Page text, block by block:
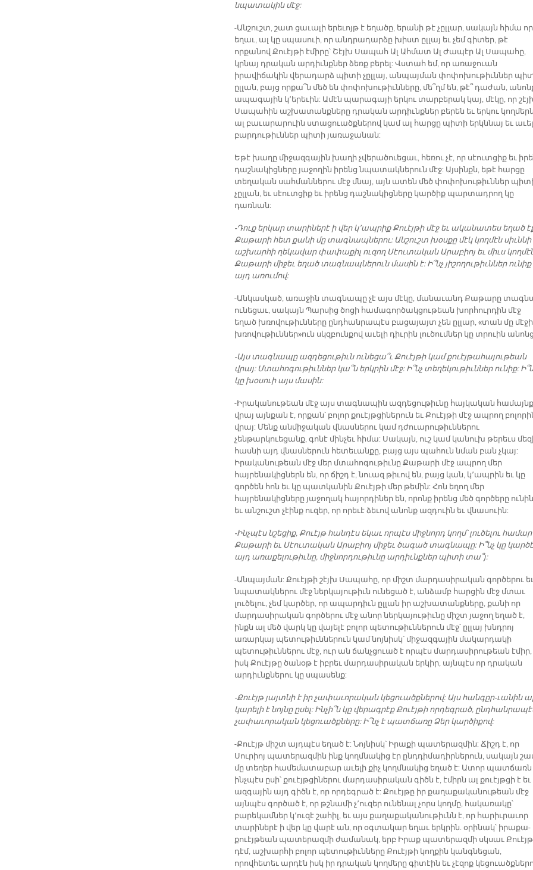
նպատակին մէջ:
-Անշուշտ, շատ ցաւալի երեւոյթ է եղածը, երանի թէ չըլլար, սակայն հիմա որ
եղաւ, ալ կը սպասուի, որ անդրադարձը խիստ ըլլայ եւ չեմ գիտեր, թէ
որքանով Քուէյթի էմիրը՝ Շէյխ Սապահ Ալ Ահմատ Ալ Ժապէր Ալ Սապահը,
կրնայ դրական արդիւնքներ ձեռք բերել: Վստահ եմ, որ առաջուան
իրավիճակին վերադարձ պիտի չըլլայ, անպայման փոփոխութիւններ
ըլլան, բայց որքա՞ն մեծ են փոփոխութիւնները, մե՞ղմ են, թէ՞ դաժան,
ապագային կ՚երեւին: Ամէն պարագայի երկու տարբերակ կայ, մէկը, որ
Սապահին աշխատանքները դրական արդիւնքներ բերեն եւ երկու կողմերն
ալ բաւարարուին ստացուածքներով կամ ալ հարցը պիտի երկննայ եւ
բարդութիւններ պիտի յառաջանան:
Եթէ խաղը միջազգային խաղի չվերածուեցաւ, հեռու չէ, որ սէուտցիք եւ
դաշնակիցները յաջողին իրենց նպատակներուն մէջ: Այսինքն, եթէ հարցը
տեղական սահմաններու մէջ մնայ, այն ատեն մեծ փոփոխութիւններ
չըլլան, եւ սէուտցիք եւ իրենց դաշնակիցները կարծիք պարտադրող կը
դառնան:
-Դուք երկար տարիներէ ի վեր կ՚ապրիք Քուէյթի մէջ եւ ականատես եղած
Քաթարի հետ քանի մը տագնապներու: Անշուշտ խօսքը մէկ կողմէն սիւննի
աշխարհի ղեկավար փափաքիլ ուզող Սէուտական Արաբիոյ եւ միւս
Քաթարի միջեւ եղած տագնապներուն մասին է: Ի՞նչ յիշողութիւններ ունիք
այդ առումով:
-Անկասկած, առաջին տագնապը չէ այս մէկը, մանաւանդ Քաթարը
ունեցաւ, սակայն Պարսից ծոցի համագործակցութեան խորհուրդին մէջ
եղած խռովութիւնները ընդհանրապէս բացայայտ չեն ըլլար, «տան մը մէջի
խռովութիւններ»ուն սկզբունքով աւելի դիւրին լուծումներ կը տրուին
-Այս տագնապը ազդեցութիւն ունեցա՞ւ Քուէյթի կամ քուէյթահայութեան
վրայ: Մտահոգութիւններ կա՞ն երկրին մէջ: Ի՞նչ տեղեկութիւններ ունիք:
կը խօսուի այս մասին:
-Իրականութեան մէջ այս տագնապին ազդեցութիւնը հայկական
վրայ այնքան է, որքան՝ բոլոր քուէյթցիներուն եւ Քուէյթի մէջ ապրող
վրայ: Մենք անմիջական վնասներու կամ դժուարութիւններու
չենթարկուեցանք, գոնէ մինչեւ հիմա: Սակայն, ուշ կամ կանուխ թերեւս
հասնի այդ վնասներուն հետեւանքը, բայց այս պահուն նման բան չկայ:
Իրականութեան մէջ մեր մտահոգութիւնը Քաթարի մէջ ապրող մեր
հայրենակիցներն են, որ ճիշդ է, նուազ թիւով են, բայց կան, կ՚ապրին եւ կը
գործեն հոն եւ կը պատկանին Քուէյթի մեր թեմին: Հոն եղող մեր
հայրենակիցները յաջողակ հայորդիներ են, որոնք իրենց մեծ գործերը
եւ անշուշտ չէինք ուզեր, որ որեւէ ձեւով անոնք ազդուին եւ վնասուին:
-Ինչպէս նշեցիք, Քուէյթ հանդէս եկաւ որպէս միջնորդ կողմ՝ լուծելու համար
Քաթարի եւ Սէուտական Արաբիոյ միջեւ ծագած տագնապը: Ի՞նչ կը
այդ առաքելութիւնը, միջնորդութիւնը արդիւնքներ պիտի տա՞յ:
-Անպայման: Քուէյթի շէյխ Սապահը, որ միշտ մարդասիրական գործերու
նպատակներու մէջ ներկայութիւն ունեցած է, անձամբ հարցին մէջ մտաւ
լուծելու, չեմ կարծեր, որ ապարդիւն ըլլան իր աշխատանքները, քանի որ
մարդասիրական գործերու մէջ անոր ներկայութիւնը միշտ յաջող եղած է,
ինքն ալ մեծ վարկ կը վայելէ բոլոր պետութիւններուն մէջ՝ ըլլայ խնդրոյ
առարկայ պետութիւններուն կամ նոյնիսկ՝ միջազգային մակարդակի
պետութիւններու մէջ, ուր ան ճանչցուած է որպէս մարդասիրութեան էմիր,
իսկ Քուէյթը ծանօթ է իբրեւ մարդասիրական երկիր, այնպէս որ դրական
արդիւնքներու կը սպասենք:
-Քուէյթ յայտնի է իր չափաւորական կեցուածքներով: Այս հանգըր-ւանին
կարելի է նոյնը ըսել: Ինչի՞ն կը վերագրէք Քուէյթի որդեգրած,
չափաւորական կեցուածքները: Ի՞նչ է պատճառը Ձեր կարծիքով:
-Քուէյթ միշտ այդպէս եղած է: Նոյնիսկ՝ Իրաքի պատերազմին: Ճիշդ է, որ
Սուրիոյ պատերազմին ինք կողմնակից էր ընդդիմադիրներուն, սակայն
մը տեղեր համեմատաբար աւելի քիչ կողմնակից եղած է: Ատոր պատճառն
ինչպէս ըսի՝ քուէյթցիներու մարդասիրական գիծն է, էմիրն ալ քուէյթցի է եւ
ազգային այդ գիծն է, որ որդեգրած է: Քուէյթը իր քաղաքականութեան մէջ
այնպէս գործած է, որ թշնամի չ՚ուզեր ունենալ չորս կողմը, հակառակը՝
բարեկամներ կ՚ուզէ շահիլ, եւ այս քաղաքականութիւնն է, որ հարիւրաւոր
տարիներէ ի վեր կը վարէ ան, որ օգտակար եղաւ երկրին. օրինակ՝ իրաքա-
քուէյթեան պատերազմի ժամանակ, երբ Իրաք պատերազմի սկսաւ
դէմ, աշխարհի բոլոր պետութիւնները Քուէյթի կողքին կանգնեցան,
որովհետեւ արդէն իսկ իր դրական կողմերը գիտէին եւ չէզոք